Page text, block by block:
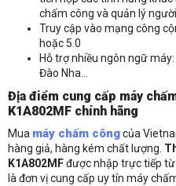
chấm công và quản lý
Truy cập vào mạng công
hoặc 5.0
Hỗ trợ nhiều ngôn ngữ
Đào Nha…
Địa điểm cung cấp máy
K1A802MF chính hãng
Mua máy chấm côngcủa
hàng giả, hàng kém chất lượng.
K1A802MFđược nhập trực tiếp
là đơn vị cung cấp uy tín máy
Liên hệ
Thông tin nhận báo giá sản